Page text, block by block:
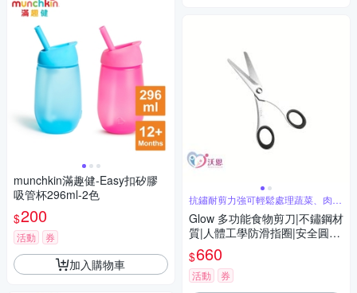
munchkin滿趣健-Easy扣矽膠
吸管杯296ml-2色
$200
活動 券
加入購物車
抗鏽耐剪力強可輕鬆處理蔬菜、肉
類、海鮮
Glow 多功能食物剪刀|不鏽鋼材
質|人體工學防滑指圈|安全圓弧
刀頭設計|易清潔、耐用|可拆式
結構|多用途料理剪
$660
活動 券